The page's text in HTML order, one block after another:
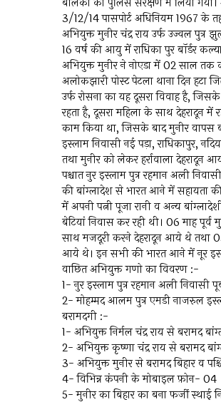
3/12/14 पासपोर्ट अधिनियम 1967 के
अभियुक्त मुनीर चंद्र राय उर्फ उज्वल पुत्र
16 वर्ष की आयु में राधिका पुर बॉर्डर
अभियुक्त मुनीर ने नोएडा में 02 साल तक
अलोकझारी पोस्ट पेटला थाना दिन हटा
उर्फ रोसना का यह दूसरा विवाह है,
रहता है, दूसरा महिला के साथ देहरादून में
काम किया था, जिसके बाद मुनीर वापस
इस्लाम निवासी नई पड़ा, राधिकापुर,
तथा मुनीर को लेकर हर्रावाला देहरादून
पश्चात नुर इस्लाम पुत्र रहमान अली
की बांग्लादेश से भारत आने में सहायता
में अपनी पत्नी पूजा रानी व अन्य
बेटियां निवास कर रही थी। 06 माह
साथ मजदूरी करने देहरादून आये थे तथा
आये थे। इन सभी की भारत आने में नूर
वाछित अभियुक्त गणो का विवरण :-
1- नुर इस्लाम पुत्र रहमान अली निवासी
2- मोहम्मद आलम पुत्र एमडी नाजरुल
बरामदगी :-
1- अभियुक्त निर्मल चंद्र राय से बरामद
2- अभियुक्त कृष्णा चंद्र राय से बरामद
3- अभियुक्त मुनीर से बरामद बिहार व
4- विभिन्न कंपनी के मोबाइल फ़ोन- 04
5- मुनीर का बिहार का बना फर्जी स्थाई